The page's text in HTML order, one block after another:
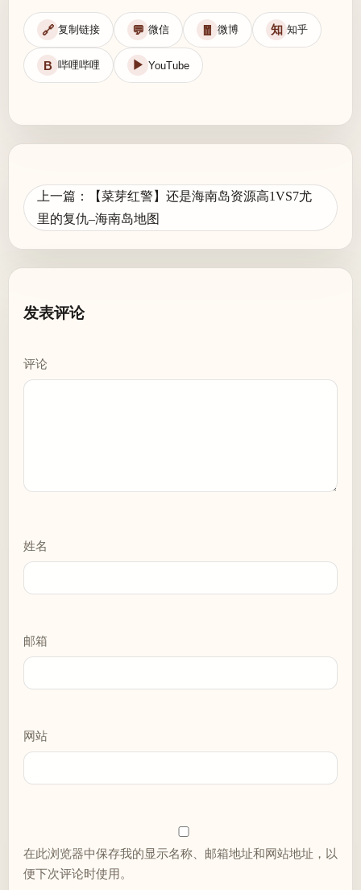
🔗 复制链接 💬 微信 🧧 微博 知 知乎
B 哔哩哔哩 ▶ YouTube
文
章
导
航
上一篇：【菜芽红警】还是海南岛资源高1VS7尤
里的复仇–海南岛地图
发表评论
评论
姓名
邮箱
网站
在此浏览器中保存我的显示名称、邮箱地址和网站地址，以
便下次评论时使用。